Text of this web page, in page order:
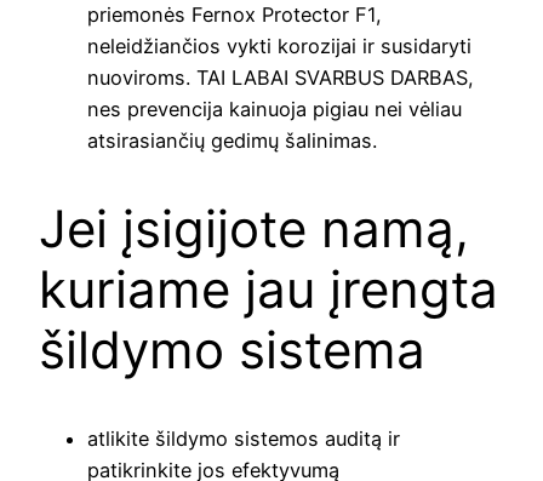
priemonės Fernox Protector F1,
neleidžiančios vykti korozijai ir susidaryti
nuoviroms. TAI LABAI SVARBUS DARBAS,
nes prevencija kainuoja pigiau nei vėliau
atsirasiančių gedimų šalinimas.
Jei įsigijote namą,
kuriame jau įrengta
šildymo sistema
atlikite šildymo sistemos auditą ir
patikrinkite jos efektyvumą